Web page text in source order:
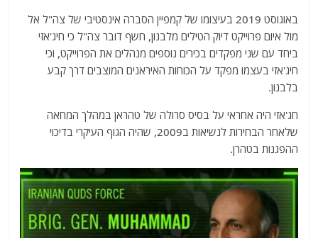
באוגוסט 2019 בעיצומו של קמפיין הסברה אינסטיבי של צה"ל אל
מול איום פרוייקט דיוק הטילים מלבנון, חשף דובר צה"ל כי חיג'אזי
ביחד עם שני מפקדים בכירים נוספים מנהלים את הפרוייקט, וכי
חיג'אזי בעצמו מפקד על הכוחות האיראנים המוצבים דרך קבע
בלבנון.
חג'אזי היה אחראי על בסיס סרולה של טהראן במהלך המחאה
שלאחר הבחירות לנשיאות ב2009, שהיה הגוף העיקרי בדיכוי
ההפגנות בטהרן.